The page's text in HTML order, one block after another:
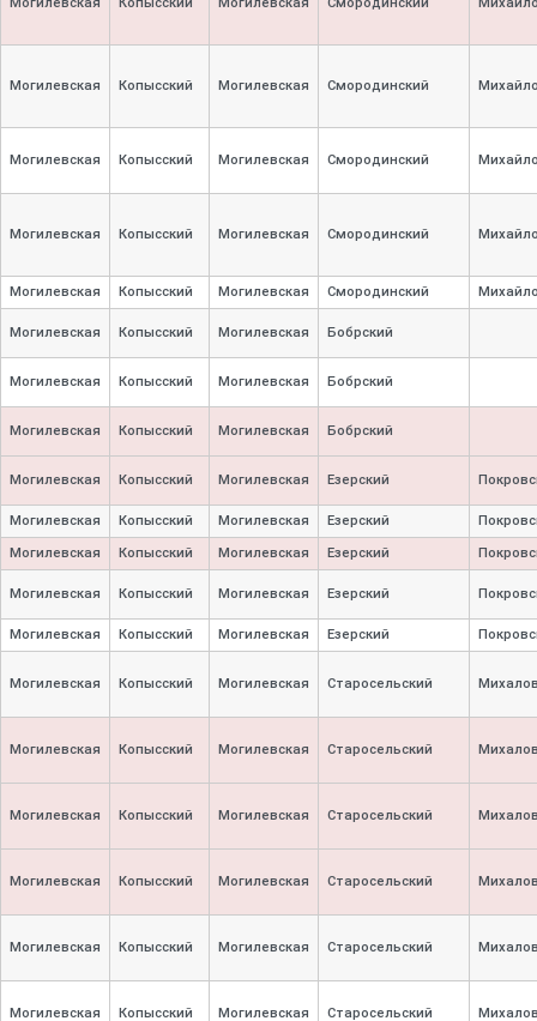
Могилевская Копысский Могилевская Смородинский
Могилевская Копысский Могилевская Смородинский
Могилевская Копысский Могилевская Смородинский
Могилевская Копысский Могилевская Смородинский
Могилевская Копысский Могилевская Смородинский
Могилевская Копысский Могилевская Бобрский
Могилевская Копысский Могилевская Бобрский
Могилевская Копысский Могилевская Бобрский
Могилевская Копысский Могилевская Езерский
Могилевская Копысский Могилевская Езерский
Могилевская Копысский Могилевская Езерский
Могилевская Копысский Могилевская Езерский
Могилевская Копысский Могилевская Езерский
Могилевская Копысский Могилевская Старосельский
Могилевская Копысский Могилевская Старосельский
Могилевская Копысский Могилевская Старосельский
Могилевская Копысский Могилевская Старосельский
Могилевская Копысский Могилевская Старосельский
Могилевская Копысский Могилевская Старосельский